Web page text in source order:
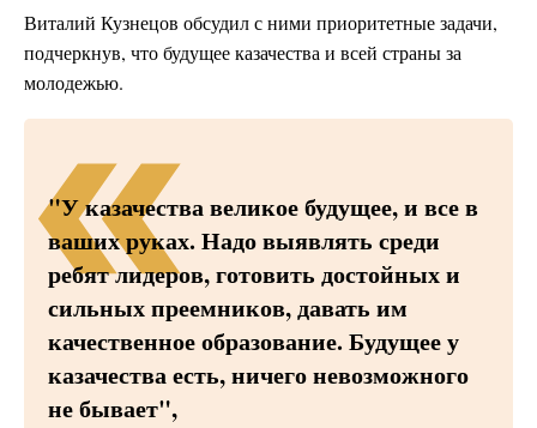
Виталий Кузнецов обсудил с ними приоритетные задачи,
подчеркнув, что будущее казачества и всей страны за
молодежью.
"У казачества великое будущее, и все в
ваших руках. Надо выявлять среди
ребят лидеров, готовить достойных и
сильных преемников, давать им
качественное образование. Будущее у
казачества есть, ничего невозможного
не бывает",